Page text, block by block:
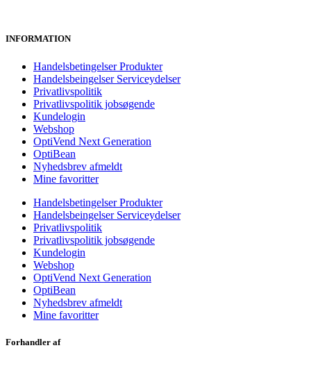
INFORMATION
Handelsbetingelser Produkter
Handelsbeingelser Serviceydelser
Privatlivspolitik
Privatlivspolitik jobsøgende
Kundelogin
Webshop
OptiVend Next Generation
OptiBean
Nyhedsbrev afmeldt
Mine favoritter
Handelsbetingelser Produkter
Handelsbeingelser Serviceydelser
Privatlivspolitik
Privatlivspolitik jobsøgende
Kundelogin
Webshop
OptiVend Next Generation
OptiBean
Nyhedsbrev afmeldt
Mine favoritter
Forhandler af